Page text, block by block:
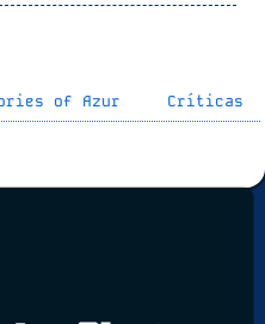
of Azur Críticas